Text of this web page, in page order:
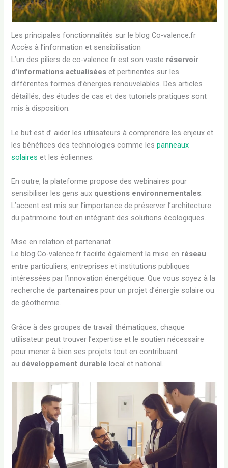
Les principales fonctionnalités sur le blog Co-valence.fr
Accès à l’information et sensibilisation
L’un des piliers de co-valence.fr est son vaste réservoir
d’informations actualisées et pertinentes sur les
différentes formes d’énergies renouvelables. Des articles
détaillés, des études de cas et des tutoriels pratiques sont
mis à disposition.
Le but est d’ aider les utilisateurs à comprendre les enjeux et
les bénéfices des technologies comme lespanneaux
solaires et les éoliennes.
En outre, la plateforme propose des webinaires pour
sensibiliser les gens aux questions environnementales.
L’accent est mis sur l’importance de préserver l’architecture
du patrimoine tout en intégrant des solutions écologiques.
Mise en relation et partenariat
Le blog Co-valence.fr facilite également la mise en réseau
entre particuliers, entreprises et institutions publiques
intéressées par l’innovation énergétique. Que vous soyez à la
recherche de partenaires pour un projet d’énergie solaire ou
de géothermie.
Grâce à des groupes de travail thématiques, chaque
utilisateur peut trouver l’expertise et le soutien nécessaire
pour mener à bien ses projets tout en contribuant
au développement durable local et national.